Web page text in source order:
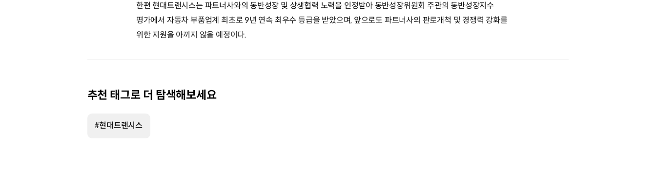
한편 현대트랜시스는 파트너사와의 동반성장 및 상생협력 노력을 인정받아 동반성장위원회 주관의 동반성장지수
평가에서 자동차 부품업계 최초로 9년 연속 최우수 등급을 받았으며, 앞으로도 파트너사의 판로개척 및 경쟁력 강화를
위한 지원을 아끼지 않을 예정이다.
추천 태그로 더 탐색해보세요
#현대트랜시스